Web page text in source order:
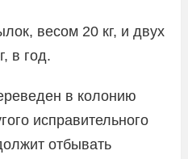
весом 20 кг, и двух
в год.
в колонию
исправительного
отбывать